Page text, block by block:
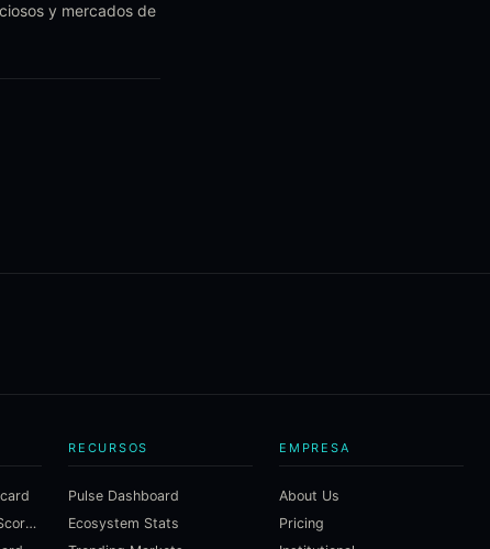
y mercados de
Macroeconomic Risk Scorecard
RECURSOS
Pulse Dashboard
Ecosystem Stats
EMPRESA
About Us
Pricing